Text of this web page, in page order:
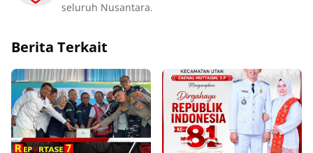
seluruh Nusantara.
Berita Terkait